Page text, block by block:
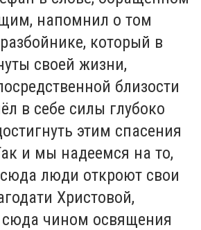
напомнил о том
который в
своей жизни,
близости
в себе силы глубоко
этим спасения
и мы надеемся на то,
люди откроют свои
Христовой,
чином освящения